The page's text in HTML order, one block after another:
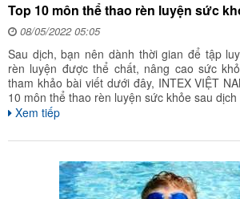
Top 10 môn thể thao rèn luyện sức
08/05/2022 05:05
Sau dịch, bạn nên dành thời gian để tập
rèn luyện được thể chất, nâng cao sức
tham khảo bài viết dưới đây, INTEX VIỆT
10 môn thể thao rèn luyện sức khỏe sau dịch
Xem tiếp